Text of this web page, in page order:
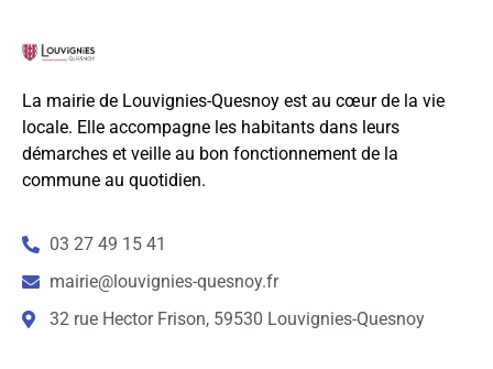
La mairie de Louvignies-Quesnoy est au cœur de la vie
locale. Elle accompagne les habitants dans leurs
démarches et veille au bon fonctionnement de la
commune au quotidien.
03 27 49 15 41
mairie@louvignies-quesnoy.fr
32 rue Hector Frison, 59530 Louvignies-Quesnoy